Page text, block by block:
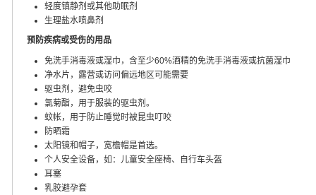
轻度镇静剂或其他助眠剂
生理盐水喷鼻剂
预防疾病或受伤的用品
免洗手消毒液或湿巾，含至少60%酒精的免洗手消毒液或抗菌湿巾
净水片，露营或访问偏远地区可能需要
驱虫剂，避免虫咬
氯菊酯，用于服装的驱虫剂。
蚊帐，用于防止睡觉时被昆虫叮咬
防晒霜
太阳镜和帽子，宽檐帽是首选。
个人安全设备，如：儿童安全座椅、自行车头盔
耳塞
乳胶避孕套